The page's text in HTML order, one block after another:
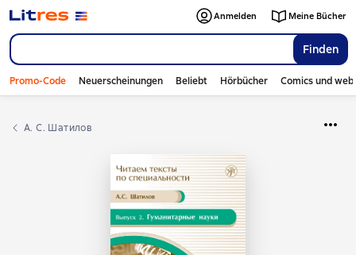
Finden
Anmelden Meine Bücher
Promo-Code Neuerscheinungen Beliebt Hörbücher Comics und
А. С. Шатилов